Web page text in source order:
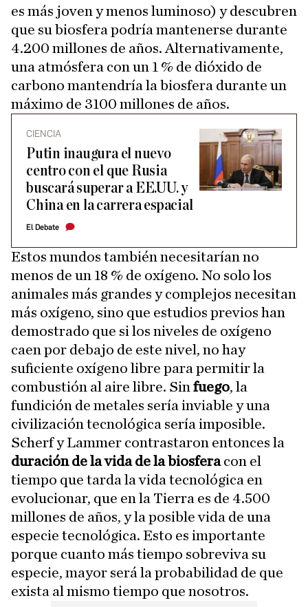
es más joven y menos luminoso) y descubren
que su biosfera podría mantenerse durante
4.200 millones de años. Alternativamente,
una atmósfera con un 1 % de dióxido de
carbono mantendría la biosfera durante un
máximo de 3100 millones de años.
CIENCIA
Putin inaugura el nuevo
centro con el que Rusia
buscará superar a EE.UU. y
China en la carrera espacial
El Debate
Estos mundos también necesitarían no
menos de un 18 % de oxígeno. No solo los
animales más grandes y complejos necesitan
más oxígeno, sino que estudios previos han
demostrado que si los niveles de oxígeno
caen por debajo de este nivel, no hay
suficiente oxígeno libre para permitir la
combustión al aire libre. Sin fuego, la
fundición de metales sería inviable y una
civilización tecnológica sería imposible.
Scherf y Lammer contrastaron entonces la
duración de la vida de la biosferacon el
tiempo que tarda la vida tecnológica en
evolucionar, que en la Tierra es de 4.500
millones de años, y la posible vida de una
especie tecnológica. Esto es importante
porque cuanto más tiempo sobreviva su
especie, mayor será la probabilidad de que
exista al mismo tiempo que nosotros.